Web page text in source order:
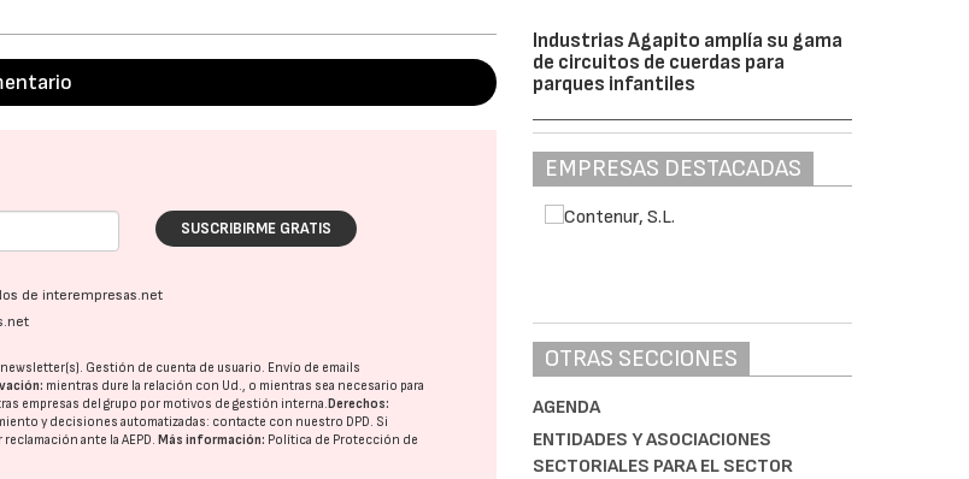
SUSCRIBIRME GRATIS
de interempresas.net
Gestión de cuenta de usuario. Envío de emails
mientras dure la relación con Ud., o mientras sea necesario para
empresas del grupo por motivos de gestión interna.Derechos:
y decisiones automatizadas: contacte con nuestro DPD. Si
reclamación ante laAEPD.Más información: Política de Protección de
Industrias Agapito amplía su gama
de circuitos de cuerdas para
parques infantiles
EMPRESAS DESTACADAS
OTRAS SECCIONES
AGENDA
ENTIDADES Y ASOCIACIONES
SECTORIALES PARA EL SECTOR